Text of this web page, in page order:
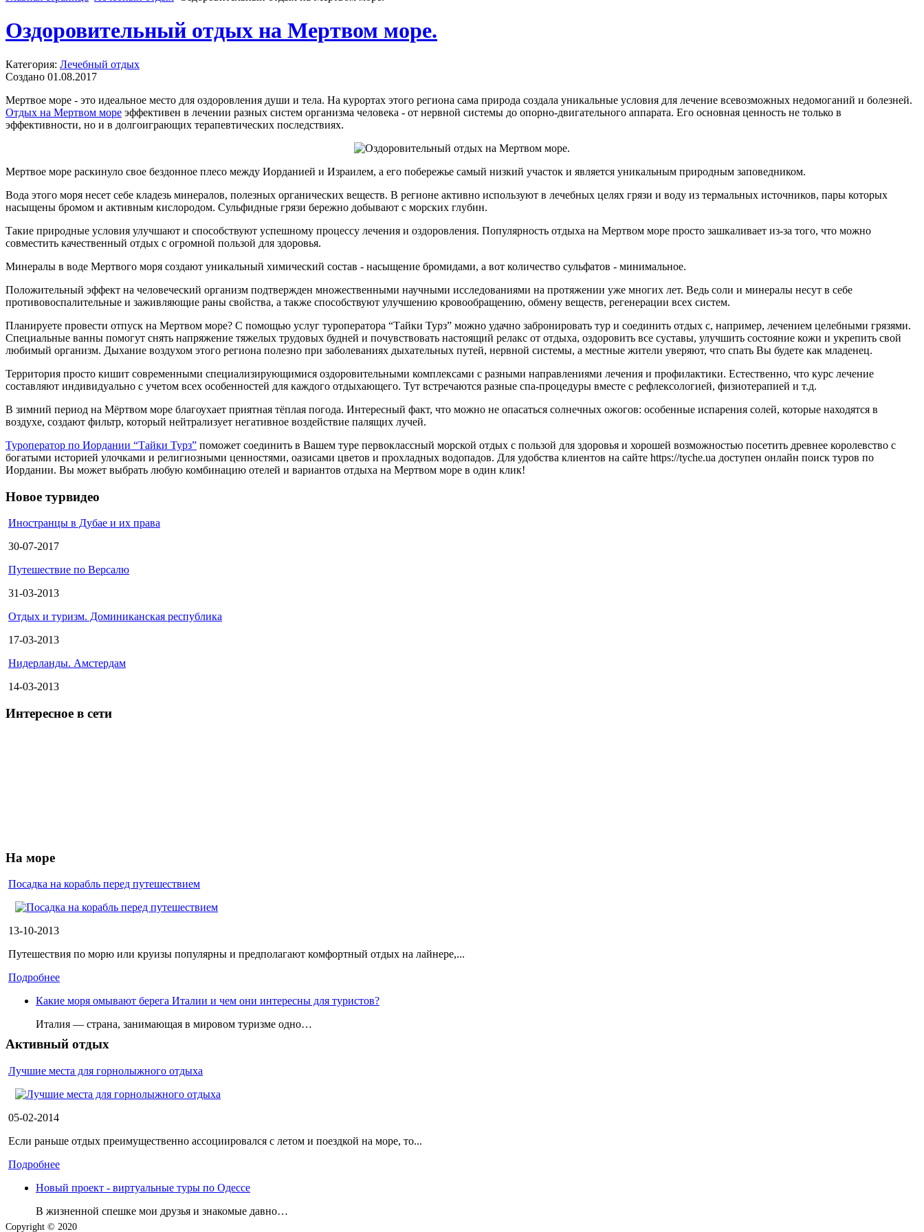
Оздоровительный отдых на Мертвом море.
Категория: Лечебный отдых
Создано 01.08.2017
Мертвое море - это идеальное место для оздоровления души и тела. На курортах этого региона сама природа создала уникальные условия для лечение всевозможных недомоганий и болезней.
Отдых на Мертвом море эффективен в лечении разных систем организма человека - от нервной системы до опорно-двигательного аппарата. Его основная ценность не только в
эффективности, но и в долгоиграющих терапевтических последствиях.
Мертвое море раскинуло свое бездонное плесо между Иорданией и Израилем, а его побережье самый низкий участок и является уникальным природным заповедником.
Вода этого моря несет себе кладезь минералов, полезных органических веществ. В регионе активно используют в лечебных целях грязи и воду из термальных источников, пары которых
насыщены бромом и активным кислородом. Сульфидные грязи бережно добывают с морских глубин.
Такие природные условия улучшают и способствуют успешному процессу лечения и оздоровления. Популярность отдыха на Мертвом море просто зашкаливает из-за того, что можно
совместить качественный отдых с огромной пользой для здоровья.
Минералы в воде Мертвого моря создают уникальный химический состав - насыщение бромидами, а вот количество сульфатов - минимальное.
Положительный эффект на человеческий организм подтвержден множественными научными исследованиями на протяжении уже многих лет. Ведь соли и минералы несут в себе
противовоспалительные и заживляющие раны свойства, а также способствуют улучшению кровообращению, обмену веществ, регенерации всех систем.
Планируете провести отпуск на Мертвом море? С помощью услуг туроператора “Тайки Турз” можно удачно забронировать тур и соединить отдых с, например, лечением целебными грязями.
Специальные ванны помогут снять напряжение тяжелых трудовых будней и почувствовать настоящий релакс от отдыха, оздоровить все суставы, улучшить состояние кожи и укрепить свой
любимый организм. Дыхание воздухом этого региона полезно при заболеваниях дыхательных путей, нервной системы, а местные жители уверяют, что спать Вы будете как младенец.
Территория просто кишит современными специализирующимися оздоровительными комплексами с разными направлениями лечения и профилактики. Естественно, что курс лечение
составляют индивидуально с учетом всех особенностей для каждого отдыхающего. Тут встречаются разные спа-процедуры вместе с рефлексологией, физиотерапией и т.д.
В зимний период на Мёртвом море благоухает приятная тёплая погода. Интересный факт, что можно не опасаться солнечных ожогов: особенные испарения солей, которые находятся в
воздухе, создают фильтр, который нейтрализует негативное воздействие палящих лучей.
Туроператор по Иордании “Тайки Турз” поможет соединить в Вашем туре первоклассный морской отдых с пользой для здоровья и хорошей возможностью посетить древнее королевство с
богатыми историей улочками и религиозными ценностями, оазисами цветов и прохладных водопадов. Для удобства клиентов на сайте https://tyche.ua доступен онлайн поиск туров по
Иордании. Вы может выбрать любую комбинацию отелей и вариантов отдыха на Мертвом море в один клик!
Новое турвидео
Иностранцы в Дубае и их права
30-07-2017
Путешествие по Версалю
31-03-2013
Отдых и туризм. Доминиканская республика
17-03-2013
Нидерланды. Амстердам
14-03-2013
Интересное в сети
На море
Посадка на корабль перед путешествием
13-10-2013
Путешествия по морю или круизы популярны и предполагают комфортный отдых на лайнере,...
Подробнее
Какие моря омывают берега Италии и чем они интересны для туристов?
Италия — страна, занимающая в мировом туризме одно…
Активный отдых
Лучшие места для горнолыжного отдыха
05-02-2014
Если раньше отдых преимущественно ассоциировался с летом и поездкой на море, то...
Подробнее
Новый проект - виртуальные туры по Одессе
В жизненной спешке мои друзья и знакомые давно…
Copyright © 2020